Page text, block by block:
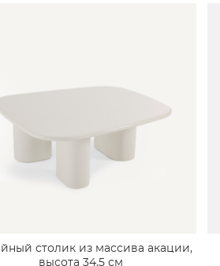
столик из массива акации,
высота 34,5 см